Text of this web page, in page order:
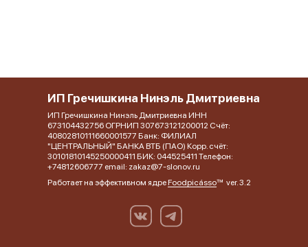
ИП Гречишкина Нинэль Дмитриевна
ИП Гречишкина Нинэль Дмитриевна ИНН
673104432756 ОГРНИП 307673121200012 Счёт:
40802810111660001577 Банк: ФИЛИАЛ
"ЦЕНТРАЛЬНЫЙ" БАНКА ВТБ (ПАО) Корр. счёт:
30101810145250000411 БИК: 044525411 Телефон:
+74812606777 email: zakaz@7-slonov.ru
Работает на эффективном ядреFoodpicássover. 3.2